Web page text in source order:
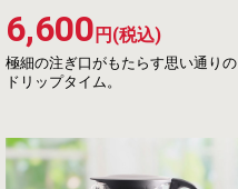
極細の注ぎ口がもたらす思い通りの
ドリップタイム。
6,600 円(税込)